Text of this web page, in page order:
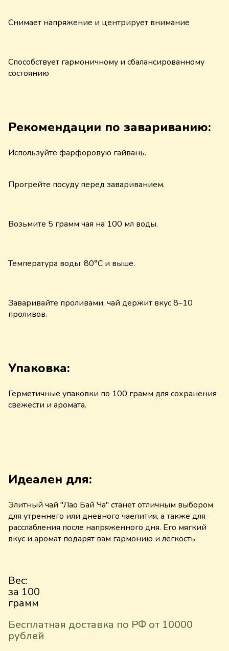
Снимает напряжение и центрирует внимание
Способствует гармоничному и сбалансированному
состоянию
Рекомендации по завариванию:
Используйте фарфоровую гайвань.
Прогрейте посуду перед завариванием.
Возьмите 5 грамм чая на 100 мл воды.
Температура воды: 80°C и выше.
Заваривайте проливами, чай держит вкус 8–10
проливов.
Упаковка:
Герметичные упаковки по 100 грамм для сохранения
свежести и аромата.
Идеален для:
Элитный чай "Лао Бай Ча" станет отличным выбором
для утреннего или дневного чаепития, а также для
расслабления после напряженного дня. Его мягкий
вкус и аромат подарят вам гармонию и лёгкость.
Вес:
за 100
грамм
Бесплатная доставка по РФ от 10000
рублей